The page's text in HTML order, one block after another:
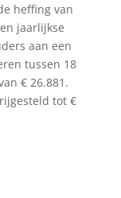
heffing van
jaarlijkse
aan een
tussen 18
€ 26.881.
tot €